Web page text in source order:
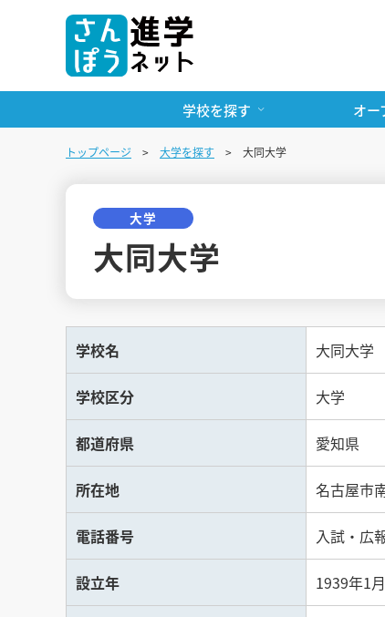
学校を探す オー
トップページ 大学を探す 大同大学
大学
大同大学
学校名 大同大学
学校区分 大学
都道府県 愛知県
所在地 名古屋市
電話番号 入試・広
設立年 1939年1月